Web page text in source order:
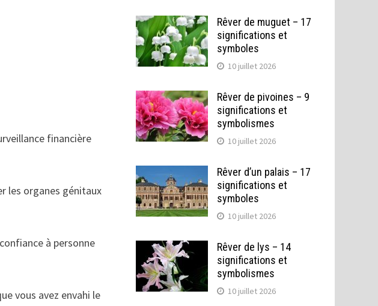
financière
les organes génitaux
à personne
vous avez envahi le
Rêver de muguet – 17
significations et
symboles
10 juillet 2026
Rêver de pivoines – 9
significations et
symbolismes
10 juillet 2026
Rêver d’un palais – 17
significations et
symboles
10 juillet 2026
Rêver de lys – 14
significations et
symbolismes
10 juillet 2026